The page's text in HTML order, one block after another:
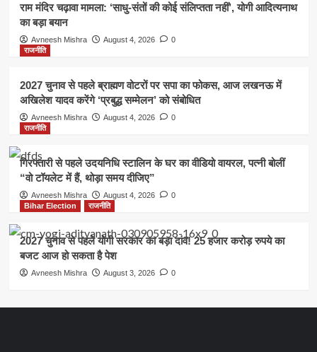
राम मंदिर चढ़ावा मामला: ‘साधु-संतों की कोई संलिप्तता नहीं’, योगी आदित्यनाथ
का बड़ा बयान
Avneesh Mishra August 4, 2026
0
राजनीति
2027 चुनाव से पहले ब्राह्मण वोटरों पर सपा का फोकस, आज लखनऊ में
अखिलेश यादव करेंगे ‘प्रबुद्ध सम्मेलन’ को संबोधित
Avneesh Mishra August 4, 2026
0
राजनीति
गिरफ्तारी से पहले उदयनिधि स्टालिन के घर का वीडियो वायरल, पत्नी बोलीं
“वो टॉयलेट में हैं, थोड़ा समय दीजिए”
Avneesh Mishra August 4, 2026
0
Bihar Election
राजनीति
2027 चुनाव से पहले योगी सरकार का बड़ा दांव! 25 हजार करोड़ रुपये का
बजट आज हो सकता है पेश
Avneesh Mishra August 3, 2026 0